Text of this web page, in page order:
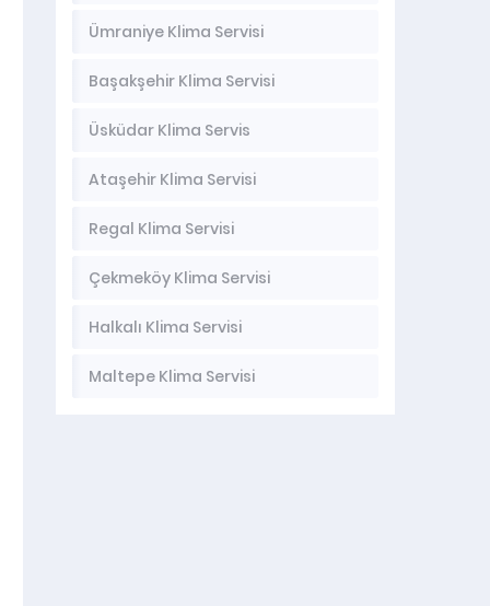
Ümraniye Klima Servisi
Başakşehir Klima Servisi
Üsküdar Klima Servis
Ataşehir Klima Servisi
Regal Klima Servisi
Çekmeköy Klima Servisi
Halkalı Klima Servisi
Maltepe Klima Servisi